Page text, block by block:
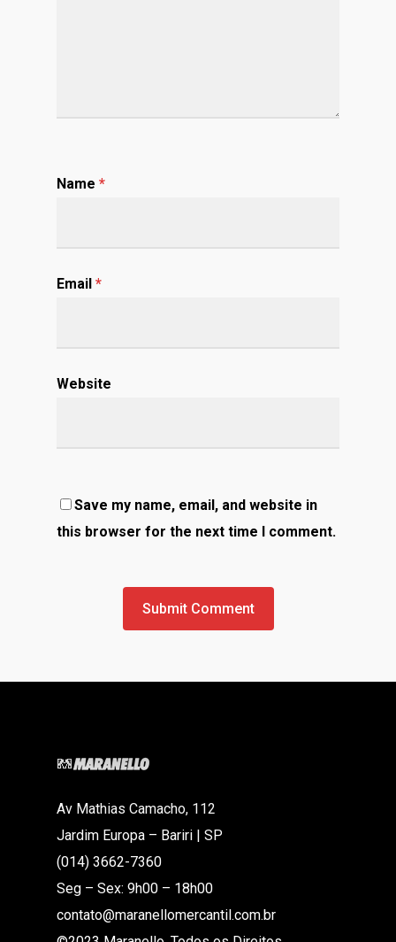
Name *
Email *
Website
Save my name, email, and website in
this browser for the next time I comment.
Av Mathias Camacho, 112
Jardim Europa – Bariri | SP
(014) 3662-7360
Seg – Sex: 9h00 – 18h00
contato@maranellomercantil.com.br